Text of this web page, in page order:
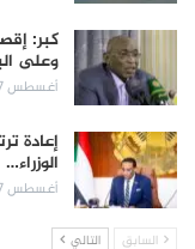
كبر:
وعلى
أغسطس 7, 2026
إعادة
الوزراء…
أغسطس 7, 2026
السابق التالي